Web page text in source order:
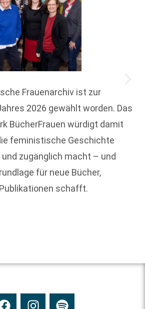
Frauenarchiv ist zur
2026 gewählt worden. Das
BücherFrauen würdigt damit
feministische Geschichte
zugänglich macht – und
für neue Bücher,
schafft.